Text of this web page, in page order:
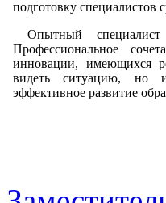
подготовку специалистов
Опытный специалист
Профессиональное
инновации, имеющихся
видеть ситуацию, но
эффективное развитие